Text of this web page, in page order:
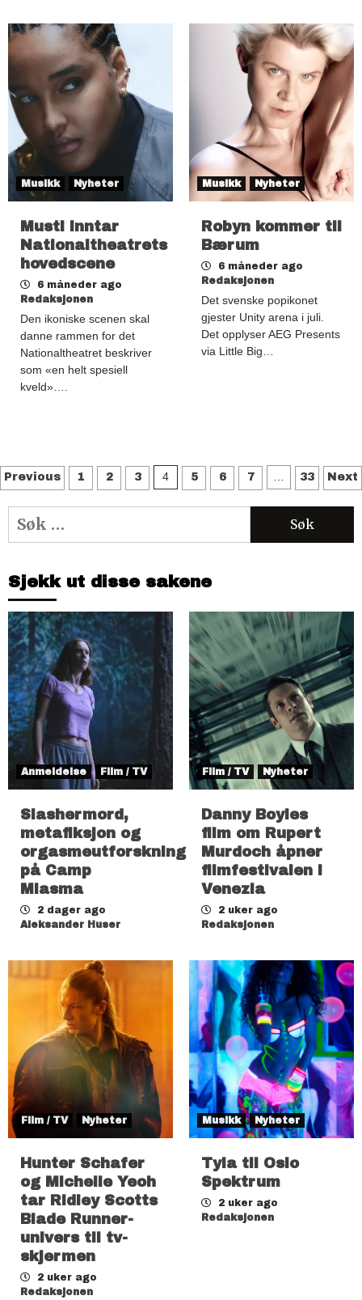
Musikk Nyheter
Musti inntar
Nationaltheatrets
hovedscene
6 måneder ago
Redaksjonen
Den ikoniske scenen skal
danne rammen for det
Nationaltheatret beskriver
som «en helt spesiell
kveld»….
Musikk Nyheter
Robyn kommer til
Bærum
6 måneder ago
Redaksjonen
Det svenske popikonet
gjester Unity arena i juli.
Det opplyser AEG Presents
via Little Big…
Sidepaginering
Previous 1 2 3 4 5 6 7 33 Next
Søk
etter:
Sjekk ut disse sakene
Anmeldelse Film / TV
Slashermord,
metafiksjon og
orgasmeutforskning
på Camp
Miasma
2 dager ago
Aleksander Huser
Film / TV Nyheter
Danny Boyles
film om Rupert
Murdoch åpner
filmfestivalen i
Venezia
2 uker ago
Redaksjonen
Film / TV Nyheter
Hunter Schafer
og Michelle Yeoh
tar Ridley Scotts
Blade Runner-
univers til tv-
skjermen
2 uker ago
Redaksjonen
Musikk Nyheter
Tyla til Oslo
Spektrum
2 uker ago
Redaksjonen